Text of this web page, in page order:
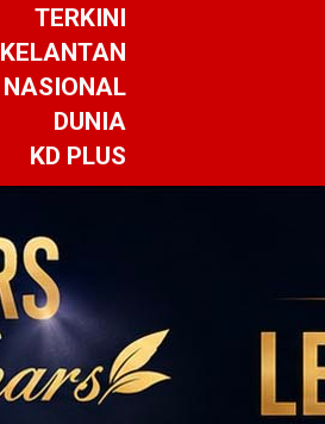
TERKINI
KELANTAN
NASIONAL
DUNIA
KD PLUS